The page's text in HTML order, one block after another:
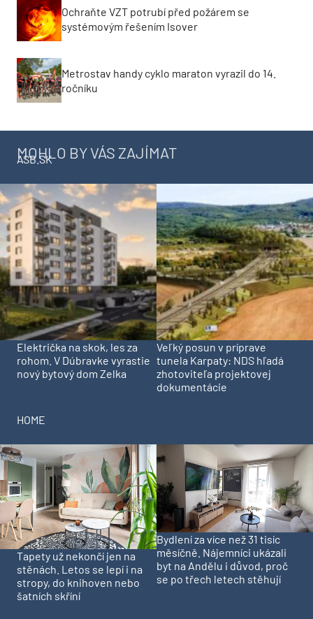
Ochraňte VZT potrubí před požárem se
systémovým řešením Isover
Metrostav handy cyklo maraton vyrazil do 14.
ročníku
MOHLO BY VÁS ZAJÍMAT
ASB.SK
Električka na skok, les za
rohom. V Dúbravke vyrastie
nový bytový dom Zelka
Veľký posun v príprave
tunela Karpaty: NDS hľadá
zhotoviteľa projektovej
dokumentácie
HOME
Tapety už nekončí jen na
stěnách. Letos se lepí i na
stropy, do knihoven nebo
šatních skříní
Bydlení za více než 31 tisíc
měsíčně. Nájemníci ukázali
byt na Andělu i důvod, proč
se po třech letech stěhují